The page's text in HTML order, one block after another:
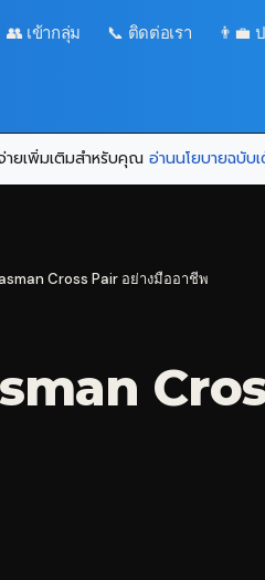
👥 เข้ากลุ่ม 📞 ติดต่อเรา 👨‍💼
ายเพิ่มเติมสำหรับคุณ อ่านนโยบายฉบับ
Cross Pair อย่างมืออาชีพ